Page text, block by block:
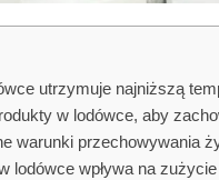
utrzymuje najniższą
w lodówce, aby
warunki przechowywania
lodówce wpływa na